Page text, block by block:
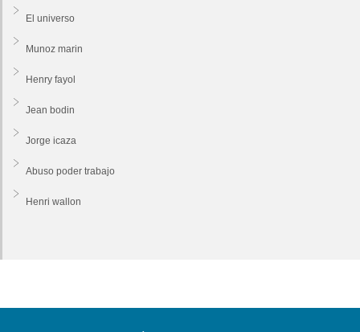
El universo
Munoz marin
Henry fayol
Jean bodin
Jorge icaza
Abuso poder trabajo
Henri wallon